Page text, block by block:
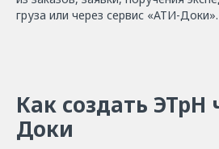
груза или через сервис «АТИ-Доки».
Как создать ЭТрН
Доки